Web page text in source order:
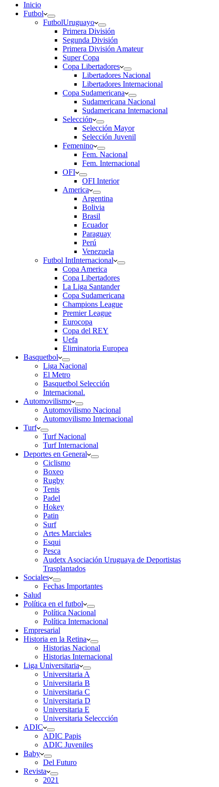
Inicio
Futbol
FutbolUruguayo
Primera División
Segunda División
Primera División Amateur
Super Copa
Copa Libertadores
Libertadores Nacional
Libertadores Internacional
Copa Sudamericana
Sudamericana Nacional
Sudamericana Internacional
Selección
Selección Mayor
Selección Juvenil
Femenino
Fem. Nacional
Fem. Internacional
OFI
OFI Interior
America
Argentina
Bolivia
Brasil
Ecuador
Paraguay
Perú
Venezuela
Futbol IntInternacional
Copa America
Copa Libertadores
La Liga Santander
Copa Sudamericana
Champions League
Premier League
Eurocopa
Copa del REY
Uefa
Eliminatoria Europea
Basquetbol
Liga Nacional
El Metro
Basquetbol Selección
Internacional.
Automovilismo
Automovilismo Nacional
Automovilismo Internacional
Turf
Turf Nacional
Turf Internacional
Deportes en General
Ciclismo
Boxeo
Rugby
Tenis
Padel
Hokey
Patin
Surf
Artes Marciales
Esqui
Pesca
Audetx Asociación Uruguaya de Deportistas
Trasplantados
Sociales
Fechas Importantes
Salud
Política en el futbol
Política Nacional
Política Internacional
Empresarial
Historia en la Retina
Historias Nacional
Historias Internacional
Liga Universitaria
Universitaria A
Universitaria B
Universitaria C
Universitaria D
Universitaria E
Universitaria Seleccción
ADIC
ADIC Papis
ADIC Juveniles
Baby
Del Futuro
Revista
2021